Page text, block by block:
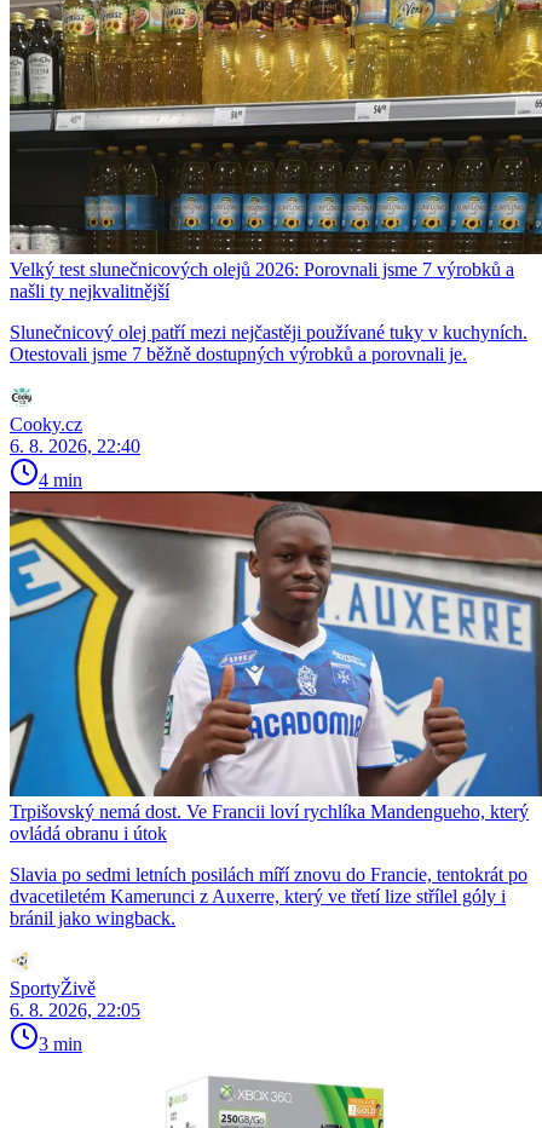
Velký test slunečnicových olejů 2026: Porovnali jsme 7 výrobků a
našli ty nejkvalitnější
Slunečnicový olej patří mezi nejčastěji používané tuky v kuchyních.
Otestovali jsme 7 běžně dostupných výrobků a porovnali je.
Cooky.cz
6. 8. 2026, 22:40
4 min
Trpišovský nemá dost. Ve Francii loví rychlíka Mandengueho, který
ovládá obranu i útok
Slavia po sedmi letních posilách míří znovu do Francie, tentokrát po
dvacetiletém Kamerunci z Auxerre, který ve třetí lize střílel góly i
bránil jako wingback.
SportyŽivě
6. 8. 2026, 22:05
3 min